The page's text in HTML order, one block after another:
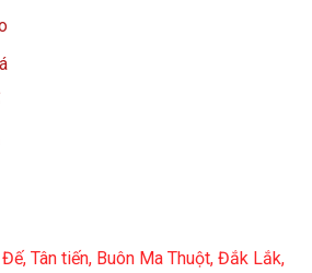
Tân tiến, Buôn Ma Thuột, Đắk Lắk,